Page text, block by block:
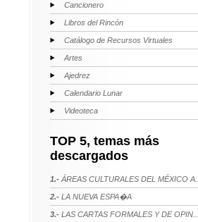
Cancionero
Libros del Rincón
Catálogo de Recursos Virtuales
Artes
Ajedrez
Calendario Lunar
Videoteca
TOP 5, temas más
descargados
1.- ÁREAS CULTURALES DEL MÉXICO A...
2.- LA NUEVA ESPA�A
3.- LAS CARTAS FORMALES Y DE OPIN...